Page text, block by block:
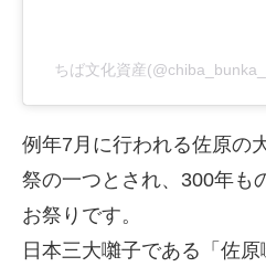
ちば文化資産
例年7月に行われる佐原の
祭の一つとされ、300年も
お祭りです。
日本三大囃子である「佐